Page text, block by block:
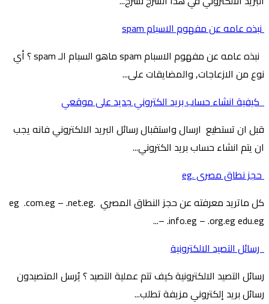
نبذه عامه عن مفهوم الاسبام spam
نبذه عامه عن مفهوم الاسبام spam ماهو السبام الـ spam ؟ أي
نوع من الازعاجات, والمضايقات على...
كيفية انشاء حساب بريد الكتروني جديد على موقعي
قبل ان تستطيع ارسال واستقبال رسائل البريد الالكتروني فانه يجب
ان يتم انشاء حساب بريد الكتروني...
حجز نطاق مصرى .eg
كل ماتريد معرفته عن حجز النطاق المصري .eg .com.eg – .net.eg
– .info.eg – .org.eg edu.eg...
رسائل التصيد الالكترونية
رسائل التصيد الالكترونية كيف تتم عملية التصيد ؟ يُرسل المتصيدون
رسائل بريد إلكتروني مزيفة تطلب...